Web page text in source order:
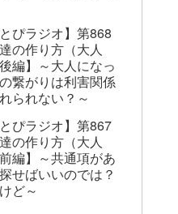
とぴラジオ】第868
の作り方（大人
編】～大人になっ
繋がりは利害関係
られない？～
とぴラジオ】第867
の作り方（大人
編】～共通項があ
せばいいのでは？
ど～